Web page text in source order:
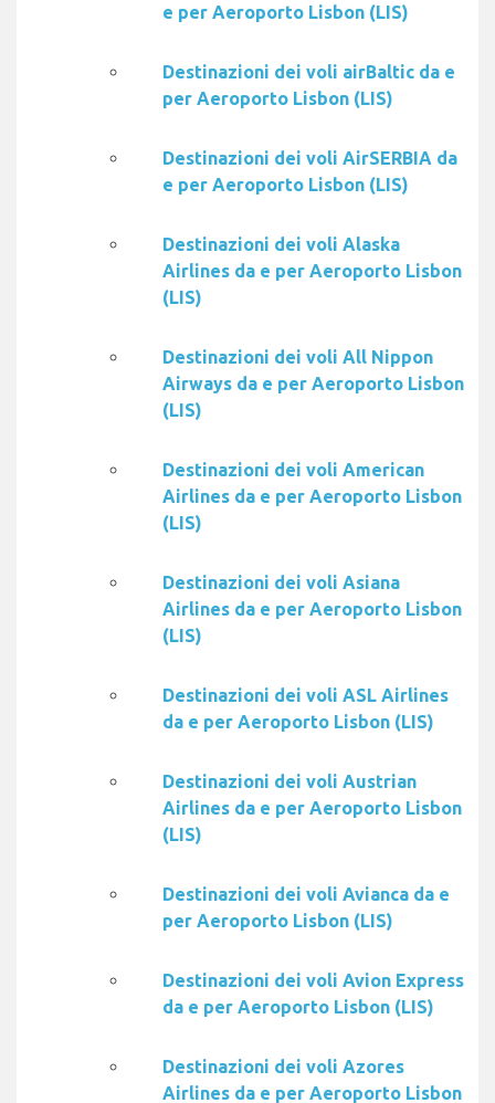
e per Aeroporto Lisbon (LIS)
Destinazioni dei voli airBaltic da e
per Aeroporto Lisbon (LIS)
Destinazioni dei voli AirSERBIA da
e per Aeroporto Lisbon (LIS)
Destinazioni dei voli Alaska
Airlines da e per Aeroporto Lisbon
(LIS)
Destinazioni dei voli All Nippon
Airways da e per Aeroporto Lisbon
(LIS)
Destinazioni dei voli American
Airlines da e per Aeroporto Lisbon
(LIS)
Destinazioni dei voli Asiana
Airlines da e per Aeroporto Lisbon
(LIS)
Destinazioni dei voli ASL Airlines
da e per Aeroporto Lisbon (LIS)
Destinazioni dei voli Austrian
Airlines da e per Aeroporto Lisbon
(LIS)
Destinazioni dei voli Avianca da e
per Aeroporto Lisbon (LIS)
Destinazioni dei voli Avion Express
da e per Aeroporto Lisbon (LIS)
Destinazioni dei voli Azores
Airlines da e per Aeroporto Lisbon